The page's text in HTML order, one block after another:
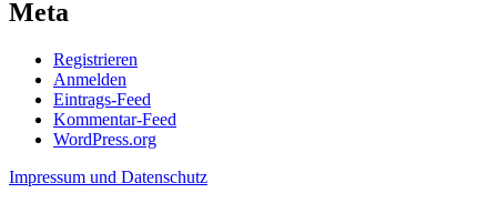
Meta
Registrieren
Anmelden
Eintrags-Feed
Kommentar-Feed
WordPress.org
Impressum und Datenschutz